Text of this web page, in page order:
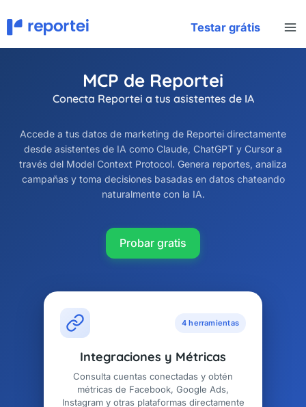
al
contenido
Testar grátis
MCP de Reportei
Conecta Reportei a tus asistentes de IA
Accede a tus datos de marketing de Reportei directamente
desde asistentes de IA como Claude, ChatGPT y Cursor a
través del Model Context Protocol. Genera reportes, analiza
campañas y toma decisiones basadas en datos chateando
naturalmente con la IA.
Probar gratis
4 herramientas
Integraciones y Métricas
Consulta cuentas conectadas y obtén
métricas de Facebook, Google Ads,
Instagram y otras plataformas directamente